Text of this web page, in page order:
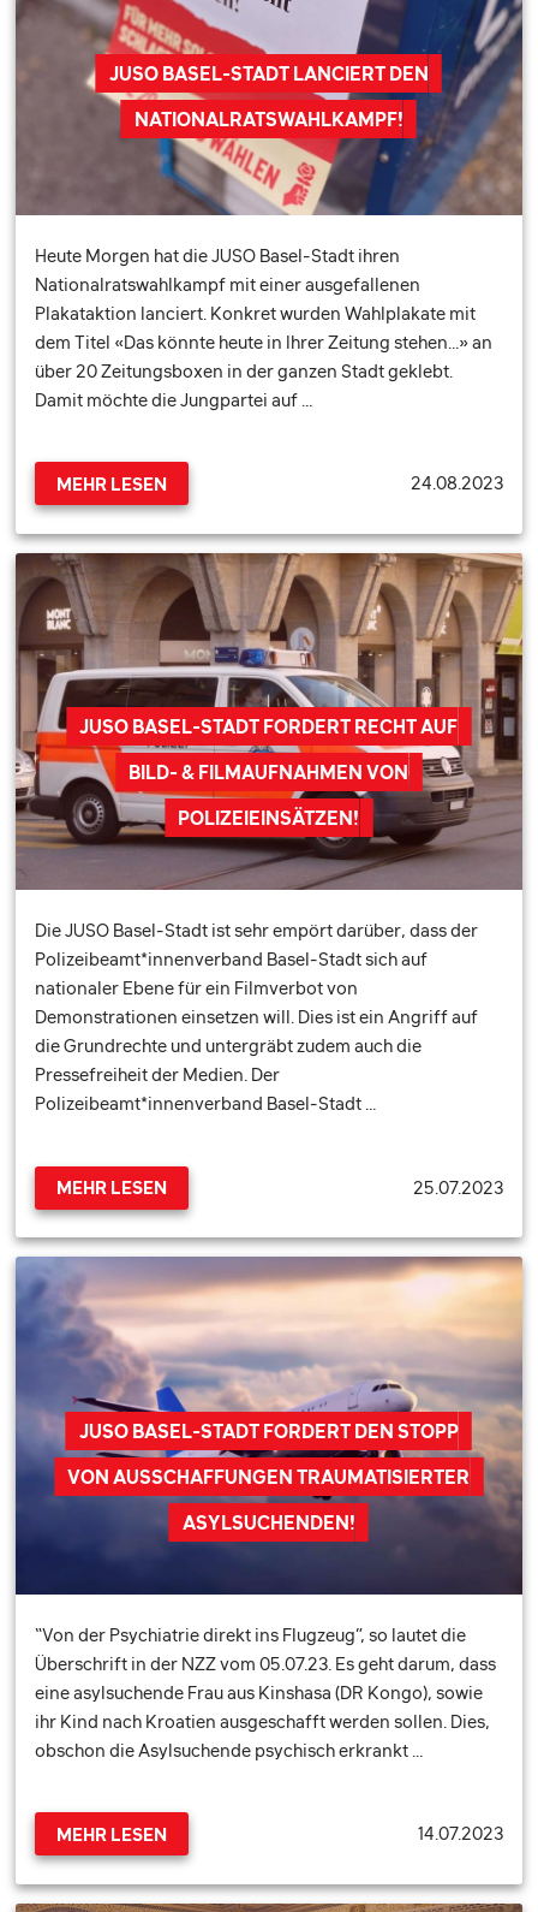
JUSO BASEL-STADT LANCIERT DEN
NATIONALRATSWAHLKAMPF!
Heute Morgen hat die JUSO Basel-Stadt ihren
Nationalratswahlkampf mit einer ausgefallenen
Plakataktion lanciert. Konkret wurden Wahlplakate mit
dem Titel «Das könnte heute in Ihrer Zeitung stehen...» an
über 20 Zeitungsboxen in der ganzen Stadt geklebt.
Damit möchte die Jungpartei auf …
MEHR LESEN 24.08.2023
JUSO BASEL-STADT FORDERT RECHT AUF
BILD- & FILMAUFNAHMEN VON
POLIZEIEINSÄTZEN!
Die JUSO Basel-Stadt ist sehr empört darüber, dass der
Polizeibeamt*innenverband Basel-Stadt sich auf
nationaler Ebene für ein Filmverbot von
Demonstrationen einsetzen will. Dies ist ein Angriff auf
die Grundrechte und untergräbt zudem auch die
Pressefreiheit der Medien. Der
Polizeibeamt*innenverband Basel-Stadt …
MEHR LESEN 25.07.2023
JUSO BASEL-STADT FORDERT DEN STOPP
VON AUSSCHAFFUNGEN TRAUMATISIERTER
ASYLSUCHENDEN!
“Von der Psychiatrie direkt ins Flugzeug”, so lautet die
Überschrift in der NZZ vom 05.07.23. Es geht darum, dass
eine asylsuchende Frau aus Kinshasa (DR Kongo), sowie
ihr Kind nach Kroatien ausgeschafft werden sollen. Dies,
obschon die Asylsuchende psychisch erkrankt …
MEHR LESEN 14.07.2023